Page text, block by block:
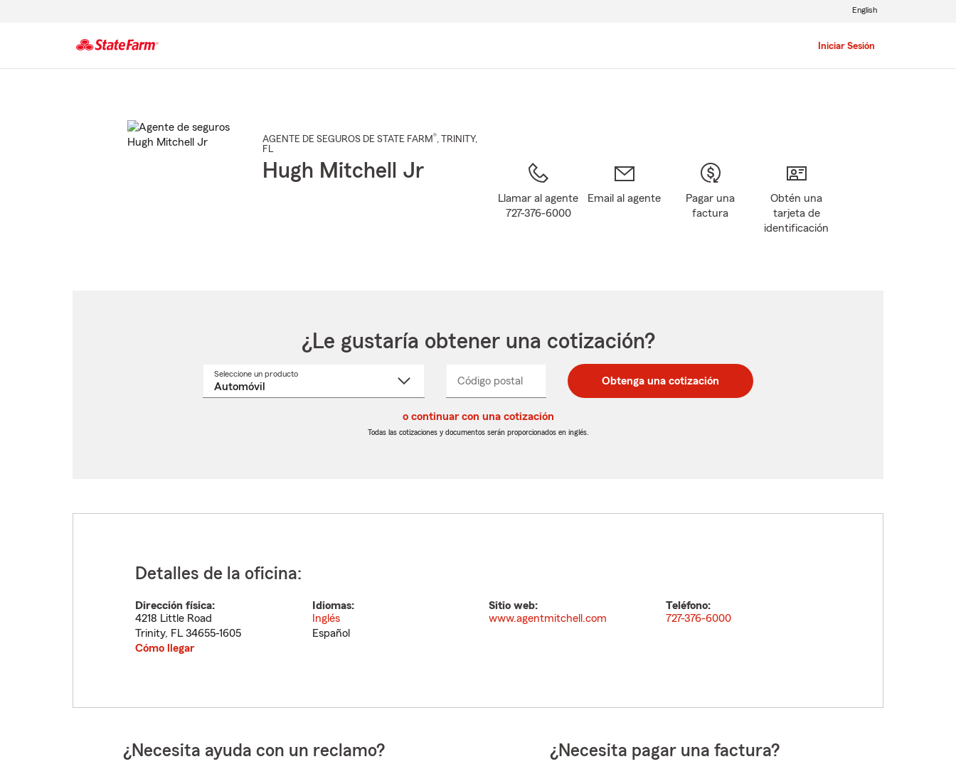
Iniciar Sesión
English
AGENTE DE SEGUROS DE STATE FARM®, TRINITY,
FL
Hugh Mitchell Jr
Llamar al agente
727-376-6000
Email al agente
Pagar una
factura
Obtén una
tarjeta de
identificación
¿Le gustaría obtener una cotización?
Seleccione un productoSeleccione
Código postal
postal
de
postal
de
_____ Obtenga una cotización
o continuar con una cotización
Todas las cotizaciones y documentos serán proporcionados en inglés.
Detalles de la oficina:
Dirección física:
4218 Little Road
Trinity, FL 34655-1605
Cómo llegar
Idiomas:
Inglés
Español
Sitio web:
www.agentmitchell.com
Teléfono:
727-376-6000
¿Necesita ayuda con un reclamo? ¿Necesita pagar una factura?